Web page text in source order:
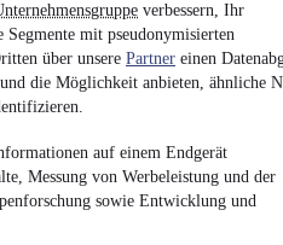
verbessern, Ihr
Segmente mit pseudonymisierten
über unsere Partner einen
die Möglichkeit anbieten, ähnliche
auf einem Endgerät
Messung von Werbeleistung und der
sowie Entwicklung und
Marken, auch als